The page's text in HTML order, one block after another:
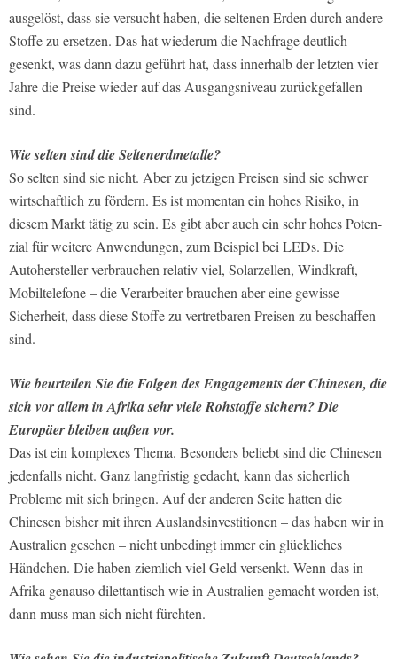
ausgelöst, dass sie versucht haben, die seltenen Erden durch andere
Stoffe zu ersetzen. Das hat wiederum die Nachfrage deutlich
gesenkt, was dann dazu geführt hat, dass innerhalb der letzten vier
Jahre die Preise wieder auf das Ausgangsniveau zurückgefallen
sind.
Wie selten sind die Seltenerdmetalle?
So selten sind sie nicht. Aber zu jetzigen Preisen sind sie schwer
wirtschaftlich zu fördern. Es ist momentan ein hohes Risiko, in
diesem Markt tätig zu sein. Es gibt aber auch ein sehr hohes Poten-
zial für weitere Anwendungen, zum Beispiel bei LEDs. Die
Autohersteller verbrauchen relativ viel, Solarzellen, Windkraft,
Mobiltelefone – die Verarbeiter brauchen aber eine gewisse
Sicherheit, dass diese Stoffe zu vertretbaren Preisen zu beschaffen
sind.
Wie beurteilen Sie die Folgen des Engagements der Chinesen, die
sich vor allem in Afrika sehr viele Rohstoffe sichern?Die
Europäer bleiben außen vor.
Das ist ein komplexes Thema. Besonders beliebt sind die Chinesen
jedenfalls nicht. Ganz langfristig gedacht, kann das sicherlich
Probleme mit sich bringen. Auf der anderen Seite hatten die
Chinesen bisher mit ihren Auslandsinvestitionen – das haben wir in
Australien gesehen – nicht unbedingt immer ein glückliches
Händchen. Die haben ziemlich viel Geld versenkt. Wenn das in
Afrika genauso dilettantisch wie in Australien gemacht worden ist,
dann muss man sich nicht fürchten.